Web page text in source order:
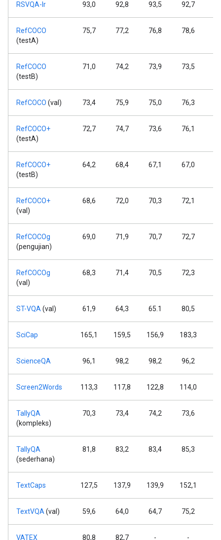
RSVQA-lr 93,0 92,8 93,5 92,7
RefCOCO
(testA)
75,7 77,2 76,8 78,6
RefCOCO
(testB)
71,0 74,2 73,9 73,5
RefCOCO (val) 73,4 75,9 75,0 76,3
RefCOCO+
(testA)
72,7 74,7 73,6 76,1
RefCOCO+
(testB)
64,2 68,4 67,1 67,0
RefCOCO+
(val)
68,6 72,0 70,3 72,1
RefCOCOg
(pengujian)
69,0 71,9 70,7 72,7
RefCOCOg
(val)
68,3 71,4 70,5 72,3
ST-VQA (val) 61,9 64,3 65.1 80,5
SciCap 165,1 159,5 156,9 183,3
ScienceQA 96,1 98,2 98,2 96,2
Screen2Words 113,3 117,8 122,8 114,0
TallyQA
(kompleks)
70,3 73,4 74,2 73,6
TallyQA
(sederhana)
81,8 83,2 83,4 85,3
TextCaps 127,5 137,9 139,9 152,1
TextVQA (val) 59,6 64,0 64,7 75,2
VATEX 80,8 82,7 - -